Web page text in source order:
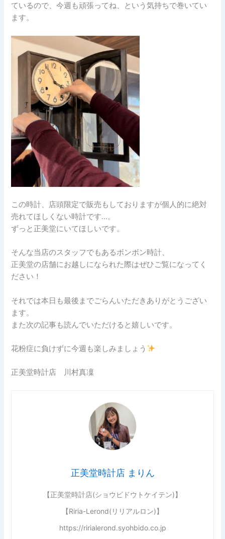
ているので、今週も頑張ってね、という気持ちで巻いてい
ます。
この時計、店頭限定で販売もしておりますが個人的に絶対
売れてほしくない時計です…。
ずっと正美堂にいてほしいです。
そんな当店のスタッフでもあるボンボン時計、
正美堂の店舗にお越しになられた際はぜひご覧になってく
ださい！
それでは本日も最後までごらんいただきありがとうござい
ます。
また次の記事も読んでいただけると嬉しいです。
花粉症に負けずに今週も楽しみましょう
正美堂時計店 川村真凜
正美堂時計店 まりん
【正美堂時計店(ショウビドウトケイテン)】
【Riria-Lerond(リリアルロン)】
https://ririalerond.syohbido.co.jp